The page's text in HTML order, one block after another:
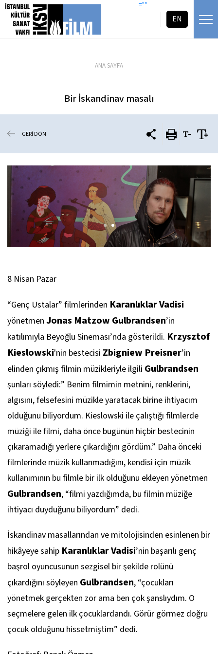
icerigi atla =""
EN
ANA SAYFA
Bir İskandinav masalı
GERİ DÖN
8 Nisan Pazar
“Genç Ustalar” filmlerinden Karanlıklar Vadisi
yönetmen Jonas Matzow Gulbrandsen’in
katılımıyla Beyoğlu Sineması’nda gösterildi. Krzysztof
Kieslowski'nin bestecisi Zbigniew Preisner’in
elinden çıkmış filmin müzikleriyle ilgili Gulbrandsen
şunları söyledi:” Benim filmimin metnini, renklerini,
algısını, felsefesini müzikle yaratacak birine ihtiyacım
olduğunu biliyordum. Kieslowski ile çalıştığı filmlerde
müziği ile filmi, daha önce bugünün hiçbir bestecinin
çıkaramadığı yerlere çıkardığını gördüm.” Daha önceki
filmlerinde müzik kullanmadığını, kendisi için müzik
kullanımının bu filmle bir ilk olduğunu ekleyen yönetmen
Gulbrandsen, “filmi yazdığımda, bu filmin müziğe
ihtiyacı duyduğunu biliyordum” dedi.
İskandinav masallarından ve mitolojisinden esinlenen bir
hikâyeye sahip Karanlıklar Vadisi’nin başarılı genç
başrol oyuncusunun sezgisel bir şekilde rolünü
çıkardığını söyleyen Gulbrandsen, “çocukları
yönetmek gerçekten zor ama ben çok şanslıydım. O
seçmelere gelen ilk çocuklardandı. Görür görmez doğru
çocuk olduğunu hissetmiştim” dedi.